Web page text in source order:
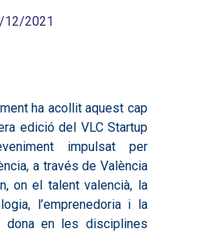
12/2021
ha acollit aquest cap
edició del VLC Startup
impulsat per
a través de València
on el talent valencià, la
l’emprenedoria i la
en les disciplines